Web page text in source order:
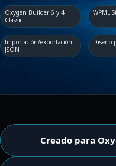
Oxygen Builder 6 y 4
Classic
WPML
Importación/exportación
JSON
Diseño
Creado para